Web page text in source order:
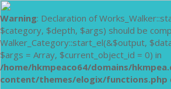
Warning: Declaration of
$category, $depth, $args) should be
Walker_Category::start_el(&$output,
$args = Array, $current_object_id = 0) in
/home/hkmpeaco64/domains/
content/themes/elogix/functions.php